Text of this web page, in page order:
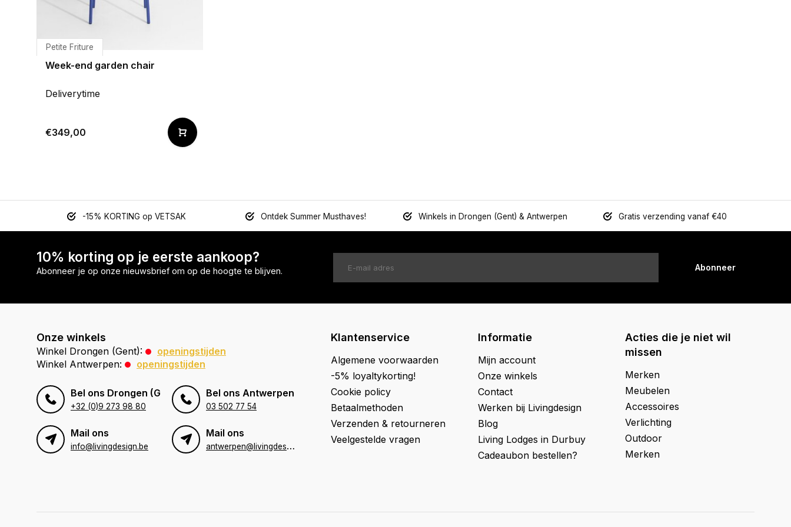
Petite Friture
Week-end garden chair
Deliverytime
€349,00
-15% KORTING op VETSAK Ontdek Summer Musthaves! Winkels in Drongen (Gent) & Antwerpen Gratis verzending vanaf €40
10% korting op je eerste aankoop?
Abonneer je op onze nieuwsbrief om op de hoogte te blijven. Abonneer
Onze winkels
Winkel Drongen (Gent):
openingstijden
Winkel Antwerpen:
openingstijden
Bel ons Drongen (Gent)
+32 (0)9 273 98 80
Bel ons Antwerpen
03 502 77 54
Mail ons
info@livingdesign.be
Mail ons
a
ntwerpen@livingdesign.be
Klantenservice
Algemene voorwaarden
-5% loyaltykorting!
Cookie policy
Betaalmethoden
Verzenden & retourneren
Veelgestelde vragen
Informatie
Mijn account
Onze winkels
Contact
Werken bij Livingdesign
Blog
Living Lodges in Durbuy
Cadeaubon bestellen?
Acties die je niet wil
missen
Merken
Meubelen
Accessoires
Verlichting
Outdoor
Merken